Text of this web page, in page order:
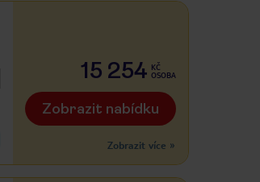
15 254 KČ
OSOBA
Zobrazit nabídku
Zobrazit více »